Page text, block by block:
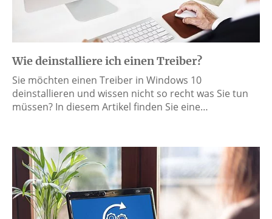
Wie deinstalliere ich einen Treiber?
Sie möchten einen Treiber in Windows 10
deinstallieren und wissen nicht so recht was Sie tun
müssen? In diesem Artikel finden Sie eine…